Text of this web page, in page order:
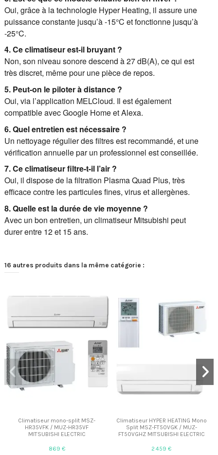
Oui, grâce à la technologie Hyper Heating, il assure une
puissance constante jusqu’à -15°C et fonctionne jusqu’à
-25°C.
4. Ce climatiseur est-il bruyant ?
Non, son niveau sonore descend à 27 dB(A), ce qui est
très discret, même pour une pièce de repos.
5. Peut-on le piloter à distance ?
Oui, via l’application MELCloud. Il est également
compatible avec Google Home et Alexa.
6. Quel entretien est nécessaire ?
Un nettoyage régulier des filtres est recommandé, et une
vérification annuelle par un professionnel est conseillée.
7. Ce climatiseur filtre-t-il l’air ?
Oui, il dispose de la filtration Plasma Quad Plus, très
efficace contre les particules fines, virus et allergènes.
8. Quelle est la durée de vie moyenne ?
Avec un bon entretien, un climatiseur Mitsubishi peut
durer entre 12 et 15 ans.
16 autres produits dans la même catégorie :
Climatiseur mono-split MSZ-
HR35VFK / MUZ-HR35VF
MITSUBISHI ELECTRIC
869 €
Climatiseur HYPER HEATING Mono
Split MSZ-FT50VGK / MUZ-
FT50VGHZ MITSUBISHI ELECTRIC
2 459 €